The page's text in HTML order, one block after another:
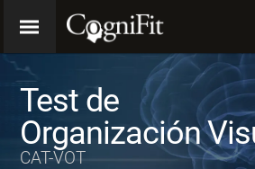
Test de
Organización
CAT-VOT